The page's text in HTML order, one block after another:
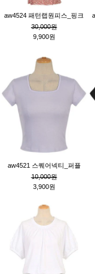
aw4524 패턴랩원피스_핑크
30,000원
9,900원
aw4521 스퀘어넥티_퍼플
10,000원
3,900원